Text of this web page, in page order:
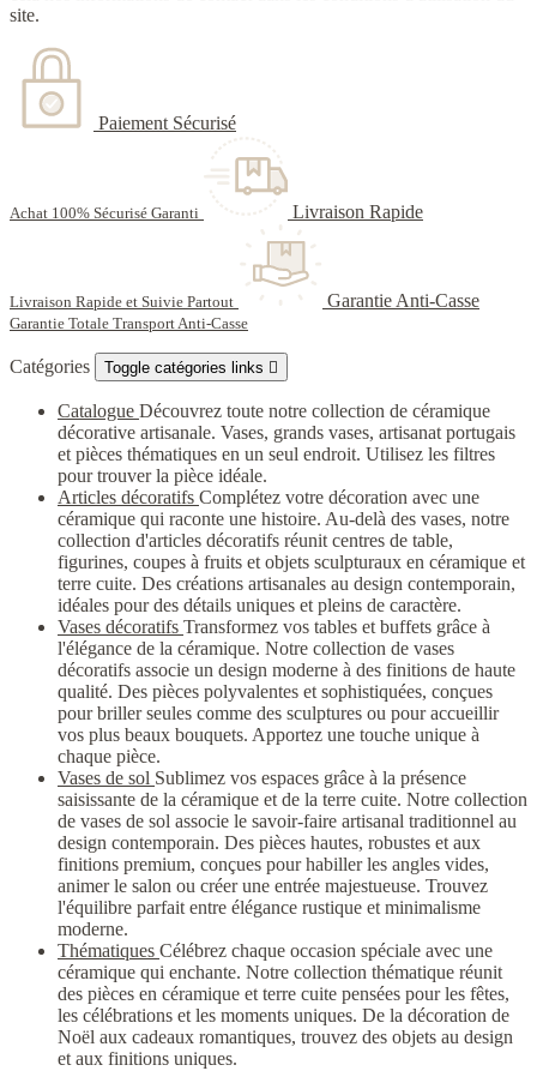
site.
Paiement Sécurisé
Achat 100% Sécurisé Garanti Livraison Rapide
Livraison Rapide et Suivie Partout Garantie Anti-Casse
Garantie Totale Transport Anti-Casse
Catégories Toggle catégories links 
Catalogue Découvrez toute notre collection de céramique
décorative artisanale. Vases, grands vases, artisanat portugais
et pièces thématiques en un seul endroit. Utilisez les filtres
pour trouver la pièce idéale.
Articles décoratifs Complétez votre décoration avec une
céramique qui raconte une histoire. Au-delà des vases, notre
collection d'articles décoratifs réunit centres de table,
figurines, coupes à fruits et objets sculpturaux en céramique et
terre cuite. Des créations artisanales au design contemporain,
idéales pour des détails uniques et pleins de caractère.
Vases décoratifs Transformez vos tables et buffets grâce à
l'élégance de la céramique. Notre collection de vases
décoratifs associe un design moderne à des finitions de haute
qualité. Des pièces polyvalentes et sophistiquées, conçues
pour briller seules comme des sculptures ou pour accueillir
vos plus beaux bouquets. Apportez une touche unique à
chaque pièce.
Vases de sol Sublimez vos espaces grâce à la présence
saisissante de la céramique et de la terre cuite. Notre collection
de vases de sol associe le savoir-faire artisanal traditionnel au
design contemporain. Des pièces hautes, robustes et aux
finitions premium, conçues pour habiller les angles vides,
animer le salon ou créer une entrée majestueuse. Trouvez
l'équilibre parfait entre élégance rustique et minimalisme
moderne.
Thématiques Célébrez chaque occasion spéciale avec une
céramique qui enchante. Notre collection thématique réunit
des pièces en céramique et terre cuite pensées pour les fêtes,
les célébrations et les moments uniques. De la décoration de
Noël aux cadeaux romantiques, trouvez des objets au design
et aux finitions uniques.